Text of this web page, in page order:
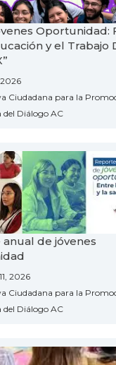
Oportunidad:
y el Trabajo
Ciudadana para la
del Diálogo AC
de jóvenes
2026
Ciudadana para la
del Diálogo AC